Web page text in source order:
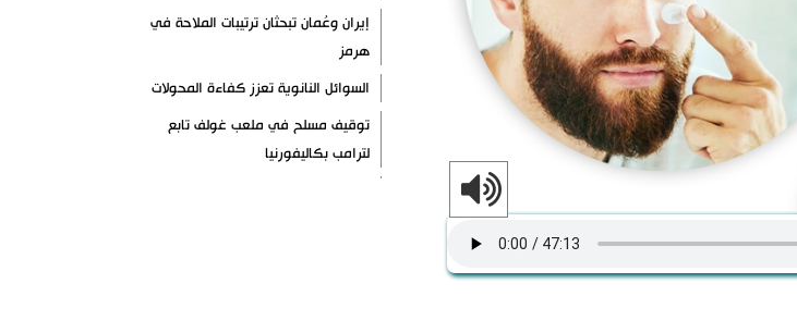
إيران وعُمان تبحثان ترتيبات الملاحة في
هرمز
السوائل النانوية تعزز كفاءة المحولات
توقيف مسلح في ملعب غولف تابع
لترامب بكاليفورنيا